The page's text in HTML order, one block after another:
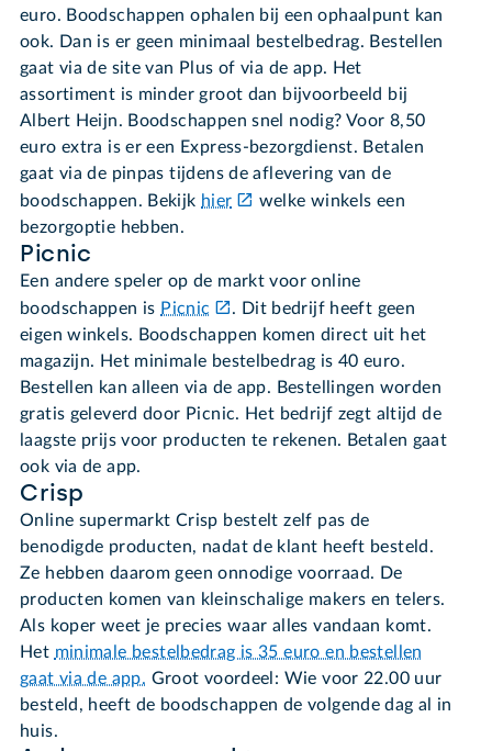
euro. Boodschappen ophalen bij een ophaalpunt kan
ook. Dan is er geen minimaal bestelbedrag. Bestellen
gaat via de site van Plus of via de app. Het
assortiment is minder groot dan bijvoorbeeld bij
Albert Heijn. Boodschappen snel nodig? Voor 8,50
euro extra is er een Express-bezorgdienst. Betalen
gaat via de pinpas tijdens de aflevering van de
boodschappen. Bekijk hier
welke winkels een
bezorgoptie hebben.
Picnic
Een andere speler op de markt voor online
boodschappen is Picnic
. Dit bedrijf heeft geen
eigen winkels. Boodschappen komen direct uit het
magazijn. Het minimale bestelbedrag is 40 euro.
Bestellen kan alleen via de app. Bestellingen worden
gratis geleverd door Picnic. Het bedrijf zegt altijd de
laagste prijs voor producten te rekenen. Betalen gaat
ook via de app.
Crisp
Online supermarkt Crisp bestelt zelf pas de
benodigde producten, nadat de klant heeft besteld.
Ze hebben daarom geen onnodige voorraad. De
producten komen van kleinschalige makers en telers.
Als koper weet je precies waar alles vandaan komt.
Het minimale bestelbedrag is 35 euro en bestellen
gaat via de app. Groot voordeel: Wie voor 22.00 uur
besteld, heeft de boodschappen de volgende dag al in
huis.